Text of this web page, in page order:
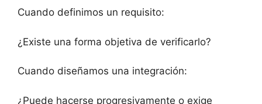
Cuando definimos un requisito:
¿Existe una forma objetiva de verificarlo?
Cuando diseñamos una integración:
¿Puede hacerse progresivamente o exige